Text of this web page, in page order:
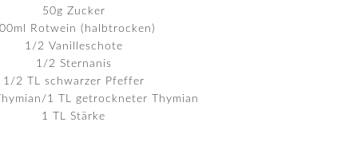
50g Zucker
Rotwein (halbtrocken)
1/2 Vanilleschote
1/2 Sternanis
1/2 TL schwarzer Pfeffer
1 TL getrockneter Thymian
1 TL Stärke